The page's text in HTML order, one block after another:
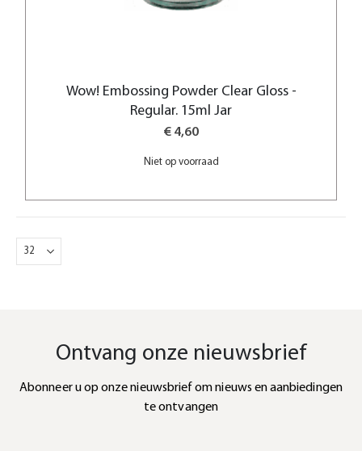
Wow! Embossing Powder Clear Gloss -
Regular. 15ml Jar
€ 4,60
Niet op voorraad
Ontvang onze nieuwsbrief
Abonneer u op onze nieuwsbrief om nieuws en aanbiedingen
te ontvangen